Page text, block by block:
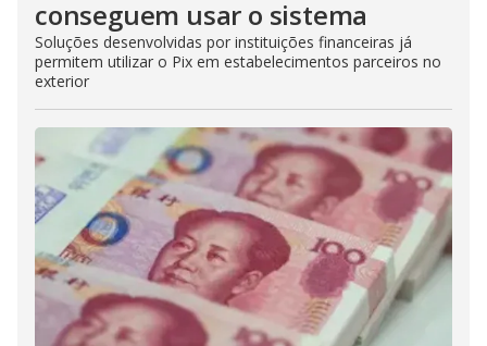
conseguem usar o sistema
Soluções desenvolvidas por instituições financeiras já
permitem utilizar o Pix em estabelecimentos parceiros no
exterior